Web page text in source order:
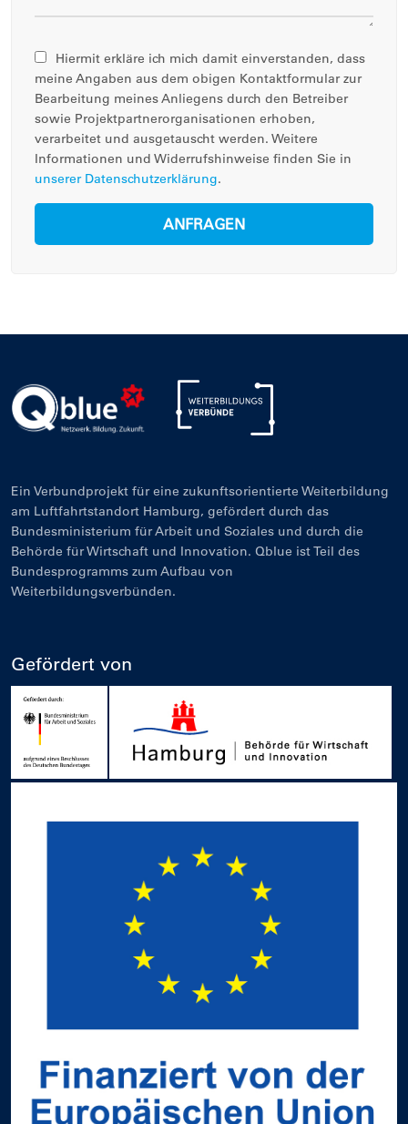
Hiermit erkläre ich mich damit einverstanden, dass
meine Angaben aus dem obigen Kontaktformular zur
Bearbeitung meines Anliegens durch den Betreiber
sowie Projektpartnerorganisationen erhoben,
verarbeitet und ausgetauscht werden. Weitere
Informationen und Widerrufshinweise finden Sie in
unserer Datenschutzerklärung.
ANFRAGEN
Ein Verbundprojekt für eine zukunftsorientierte Weiterbildung
am Luftfahrtstandort Hamburg, gefördert durch das
Bundesministerium für Arbeit und Soziales und durch die
Behörde für Wirtschaft und Innovation. Qblue ist Teil des
Bundesprogramms zum Aufbau von
Weiterbildungsverbünden.
Gefördert von